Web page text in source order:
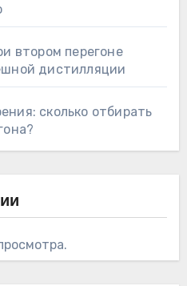
втором перегоне
дистилляции
сколько отбирать